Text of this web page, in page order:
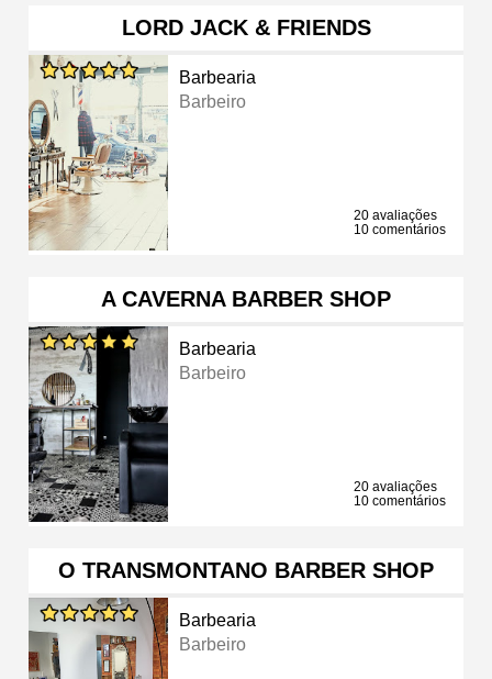
LORD JACK & FRIENDS
Barbearia
Barbeiro
20 avaliações
10 comentários
A CAVERNA BARBER SHOP
Barbearia
Barbeiro
20 avaliações
10 comentários
O TRANSMONTANO BARBER SHOP
Barbearia
Barbeiro